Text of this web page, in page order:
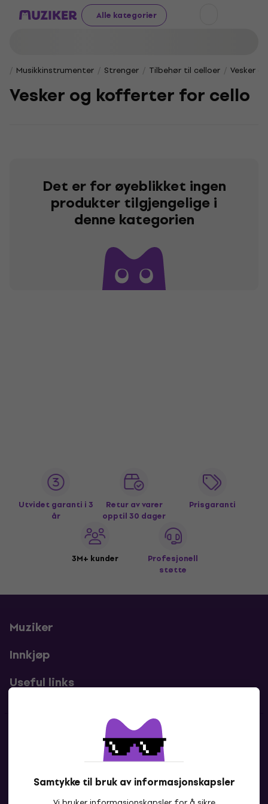
Alle kategorier
Samtykke til bruk av informasjonskapsler
Musikkinstrumenter Strenger Tilbehør til celloer Vesker
Vesker og kofferter for cello
Det er for øyeblikket ingen
produkter tilgjengelige i
denne kategorien
Utvidet garanti i 3
år
Retur av varer
opptil 30 dager
Prisgaranti
3M+ kunder
Profesjonell
støtte
Muziker
Innkjøp
Useful links
Kontakter
Kontakt oss